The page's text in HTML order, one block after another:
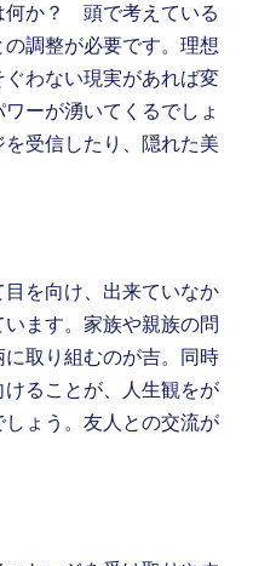
何か？ 頭で考えている
調整が必要です。理想
わない現実があれば変
ーが湧いてくるでしょ
受信したり、隠れた美
を向け、出来ていなか
ます。家族や親族の問
取り組むのが吉。同時
ることが、人生観をが
ょう。友人との交流が